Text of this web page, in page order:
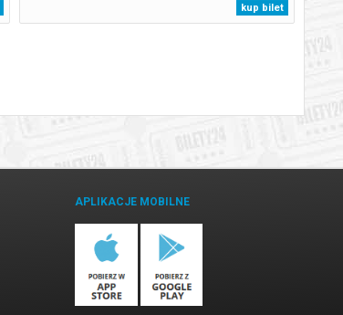
Stępniak/Jędrzej Wielecki) to nie tylko metry
kwadratowe, ale także bilet do klasy wyższej.
kup bilet
APLIKACJE MOBILNE